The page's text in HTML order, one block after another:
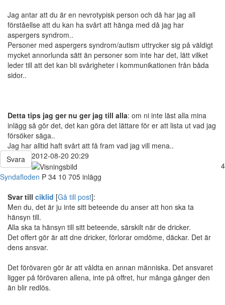
Jag antar att du är en nevrotypisk person och då har jag all
förståellse att du kan ha svårt att hänga med då jag har
aspergers syndrom..
Personer med aspergers syndrom/autism uttrycker sig på väldigt
mycket annorlunda sätt än personer som inte har det, lätt vilket
leder till att det kan bli svårigheter i kommunikationen från båda
sidor..
Detta tips jag ger nu ger jag till alla: om ni inte läst alla mina
inlägg så gör det, det kan göra det lättare för er att lista ut vad jag
försöker säga..
Jag har alltid haft svårt att få fram vad jag vill mena..
Svara
2012-08-20 20:29
4
Syndafloden P 34 10 705 inlägg
Svar till ciklid [Gå till post]:
Men du, det är ju inte sitt beteende du anser att hon ska ta
hänsyn till.
Alla ska ta hänsyn till sitt beteende, särskilt när de dricker.
Det offert gör är att dne dricker, förlorar omdöme, däckar. Det är
dens ansvar.
Det förövaren gör är att våldta en annan människa. Det ansvaret
ligger på förövaren allena, inte på offret, hur många gånger den
än blir redlös.